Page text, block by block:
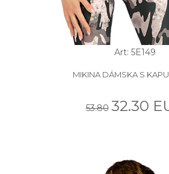
Art: 5E149
MIKINA DÁMSKA S
53.80 32.30